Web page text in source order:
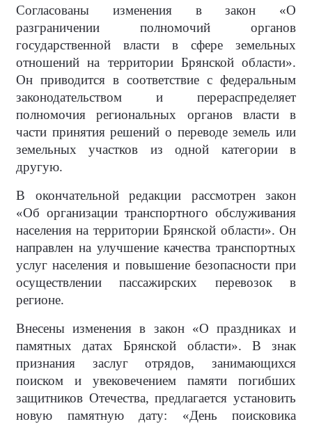
Согласованы изменения в закон «О
разграничении полномочий органов
государственной власти в сфере земельных
отношений на территории Брянской области».
Он приводится в соответствие с федеральным
законодательством и перераспределяет
полномочия региональных органов власти в
части принятия решений о переводе земель или
земельных участков из одной категории в
другую.
В окончательной редакции рассмотрен закон
«Об организации транспортного обслуживания
населения на территории Брянской области». Он
направлен на улучшение качества транспортных
услуг населения и повышение безопасности при
осуществлении пассажирских перевозок в
регионе.
Внесены изменения в закон «О праздниках и
памятных датах Брянской области». В знак
признания заслуг отрядов, занимающихся
поиском и увековечением памяти погибших
защитников Отечества, предлагается установить
новую памятную дату: «День поисковика